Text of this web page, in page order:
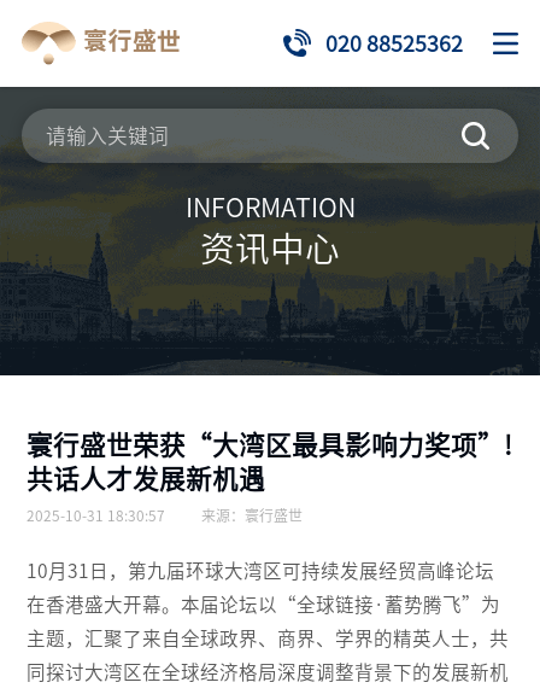
020 88525362
INFORMATION
资讯中心
寰行盛世荣获“大湾区最具影响力奖项”!
共话人才发展新机遇
2025-10-31 18:30:57 来源： 寰行盛世
10月31日，第九届环球大湾区可持续发展经贸高峰论坛
在香港盛大开幕。本届论坛以“全球链接·蓄势腾飞”为
主题，汇聚了来自全球政界、商界、学界的精英人士，共
同探讨大湾区在全球经济格局深度调整背景下的发展新机